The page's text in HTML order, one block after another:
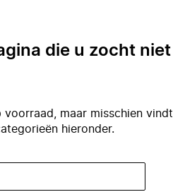
die u zocht niet
maar misschien vindt
hieronder.